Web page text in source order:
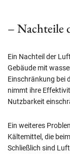
– Nachteile
Ein Nachteil der
Gebäude mit
Einschränkung bei
nimmt ihre
Nutzbarkeit
Ein weiteres
Kältemittel, die
Schließlich sind